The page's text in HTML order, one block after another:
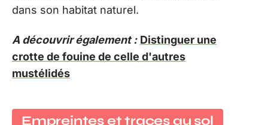
dans son habitat naturel.
A découvrir également : Distinguer une
crotte de fouine de celle d'autres
mustélidés
Empreintes et traces au sol